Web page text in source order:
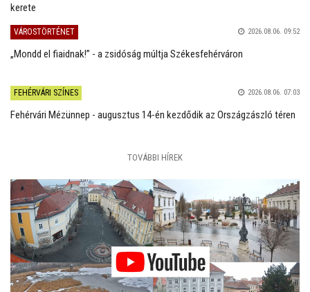
kerete
VÁROSTÖRTÉNET 2026.08.06. 09:52
„Mondd el fiaidnak!” - a zsidóság múltja Székesfehérváron
FEHÉRVÁRI SZÍNES 2026.08.06. 07:03
Fehérvári Mézünnep - augusztus 14-én kezdődik az Országzászló téren
TOVÁBBI HÍREK